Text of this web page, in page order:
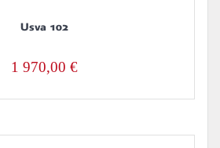
Usva 102
1 970,00 €